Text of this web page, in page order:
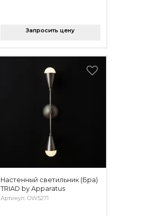
Запросить цену
Настенный светильник (Бра)
TRIAD by Apparatus
Артикул: OW5271